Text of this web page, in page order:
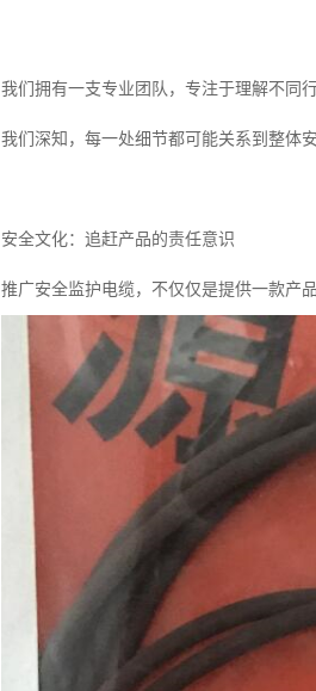
我们拥有一支专业团队，专注于理解不同
我们深知，每一处细节都可能关系到整体
安全文化：追赶产品的责任意识
推广安全监护电缆，不仅仅是提供一款产